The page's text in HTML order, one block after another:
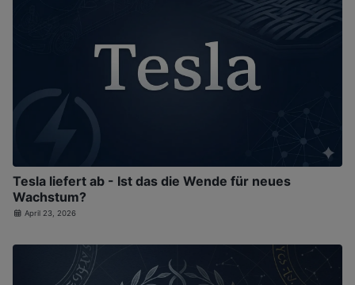
Tesla liefert ab - Ist das die Wende für neues
Wachstum?
April 23, 2026